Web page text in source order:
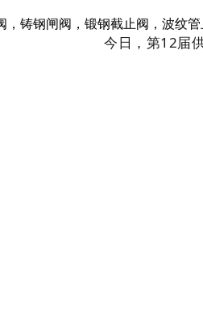
，铸钢闸阀，锻钢截止阀，波纹
今日，第12届